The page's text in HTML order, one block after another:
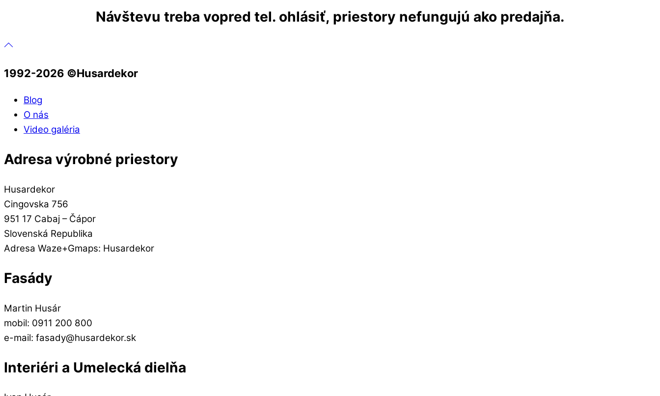
Návštevu treba vopred tel. ohlásiť, priestory nefungujú ako predajňa.
1992-2026 ©️Husardekor
Blog
O nás
Video galéria
Adresa výrobné priestory
Husardekor
Cingovska 756
951 17 Cabaj – Čápor
Slovenská Republika
Adresa Waze+Gmaps: Husardekor
Fasády
Martin Husár
mobil: 0911 200 800
e-mail: fasady@husardekor.sk
Interiéri a Umelecká dielňa